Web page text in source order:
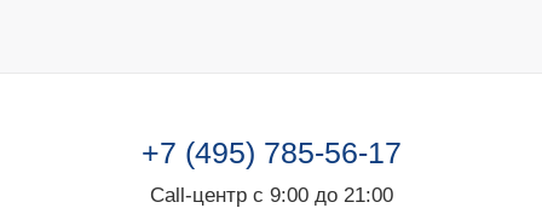
+7 (495) 785-56-17
Call-центр с 9:00 до 21:00